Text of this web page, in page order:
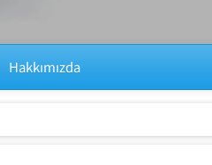
Hakkımızda